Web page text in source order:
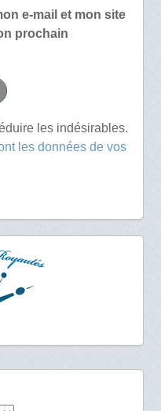
e-mail et mon site
prochain
les indésirables.
les données de vos